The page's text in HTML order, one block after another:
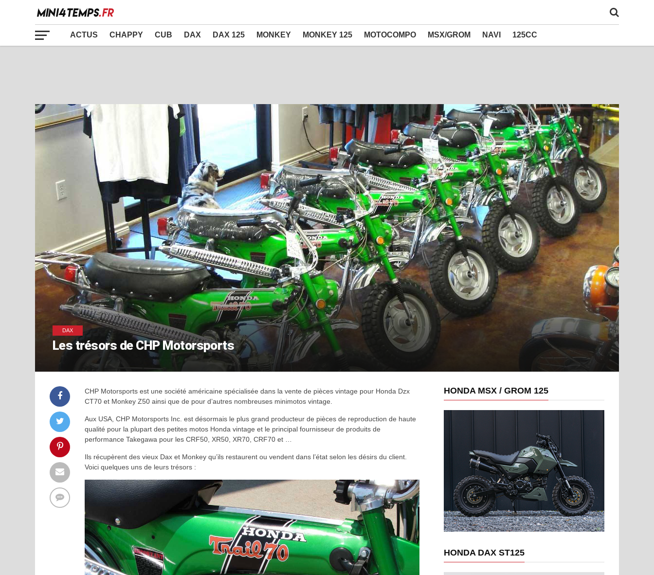
ACTUS CHAPPY CUB DAX DAX 125 MONKEY MONKEY 125 MOTOCOMPO MSX/GROM NAVI 125CC
DAX
Les trésors de CHP Motorsports
CHP Motorsports est une société américaine spécialisée dans la vente de pièces vintage pour Honda Dzx
CT70 et Monkey Z50 ainsi que de pour d’autres nombreuses minimotos vintage.
Aux USA, CHP Motorsports Inc. est désormais le plus grand producteur de pièces de reproduction de haute
qualité pour la plupart des petites motos Honda vintage et le principal fournisseur de produits de
performance Takegawa pour les CRF50, XR50, XR70, CRF70 et …
Ils récupèrent des vieux Dax et Monkey qu’ils restaurent ou vendent dans l’état selon les désirs du client.
Voici quelques uns de leurs trésors :
HONDA MSX / GROM 125
HONDA DAX ST125